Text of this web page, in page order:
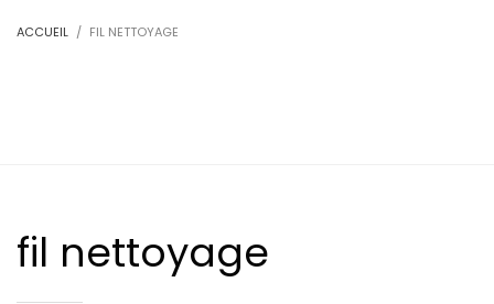
ACCUEIL FIL NETTOYAGE
fil nettoyage